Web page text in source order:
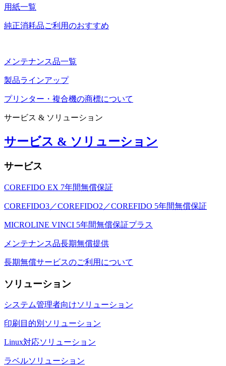
用紙一覧
純正消耗品ご利用のおすすめ
メンテナンス品一覧
製品ラインアップ
プリンター・複合機の商標について
サービス & ソリューション
サービス & ソリューション
サービス
COREFIDO EX 7年間無償保証
COREFIDO3／COREFIDO2／COREFIDO 5年間無償保証
MICROLINE VINCI 5年間無償保証プラス
メンテナンス品長期無償提供
長期無償サービスのご利用について
ソリューション
システム管理者向けソリューション
印刷目的別ソリューション
Linux対応ソリューション
ラベルソリューション